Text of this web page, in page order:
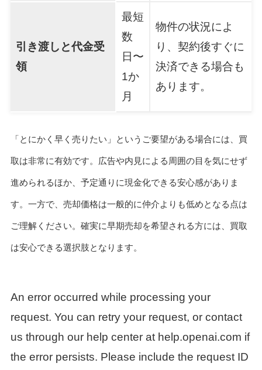
引き渡しと代金受
領
最短
数
日〜
1か
月
物件の状況によ
り、契約後すぐに
決済できる場合も
あります。
「とにかく早く売りたい」というご要望がある場合には、買
取は非常に有効です。広告や内見による周囲の目を気にせず
進められるほか、予定通りに現金化できる安心感がありま
す。一方で、売却価格は一般的に仲介よりも低めとなる点は
ご理解ください。確実に早期売却を希望される方には、買取
は安心できる選択肢となります。
An error occurred while processing your
request. You can retry your request, or contact
us through our help center at help.openai.com if
the error persists. Please include the request ID